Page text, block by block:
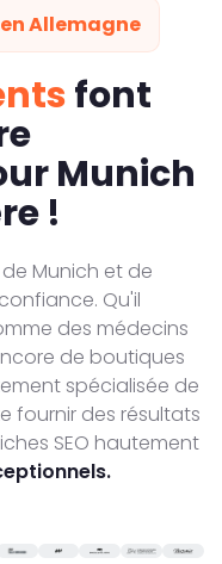
Allemagne
font
Munich
!
de Munich et de
Qu'il
des médecins
de boutiques
spécialisée de
fournir des résultats
SEO hautement